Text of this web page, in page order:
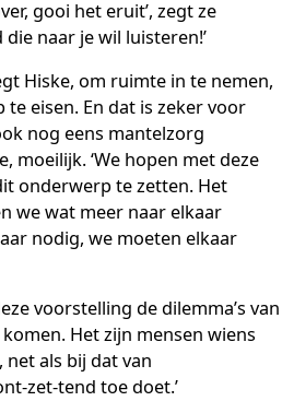
gooi het eruit’, zegt ze
naar je wil luisteren!’
Hiske, om ruimte in te nemen,
eisen. En dat is zeker voor
nog eens mantelzorg
moeilijk. ‘We hopen met deze
onderwerp te zetten. Het
we wat meer naar elkaar
nodig, we moeten elkaar
voorstelling de dilemma’s van
Het zijn mensen wiens
als bij dat van
zet-tend toe doet.’